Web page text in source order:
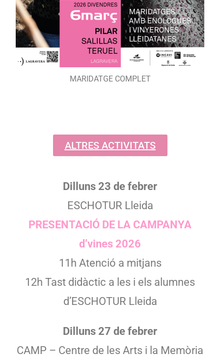
MARIDATGE COMPLET
ALTRES ACTIVITATS
Dilluns 23 de febrer
ESCHOTUR Lleida
PRESENTACIÓ DE LA CAMPANYA
d’vines 2026
11h Atenció a mitjans
12h Tast didàctic a les i els alumnes
d’ESCHOTUR Lleida
Dilluns 27 de febrer
CAMP – Centre de les Arts i la Memòria